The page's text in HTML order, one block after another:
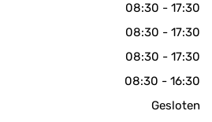
08:30 - 17:30
08:30 - 17:30
08:30 - 17:30
08:30 - 16:30
Gesloten